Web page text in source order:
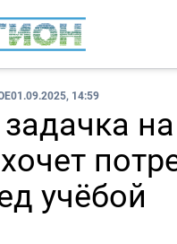
01.09.2025, 14:59
учёбой